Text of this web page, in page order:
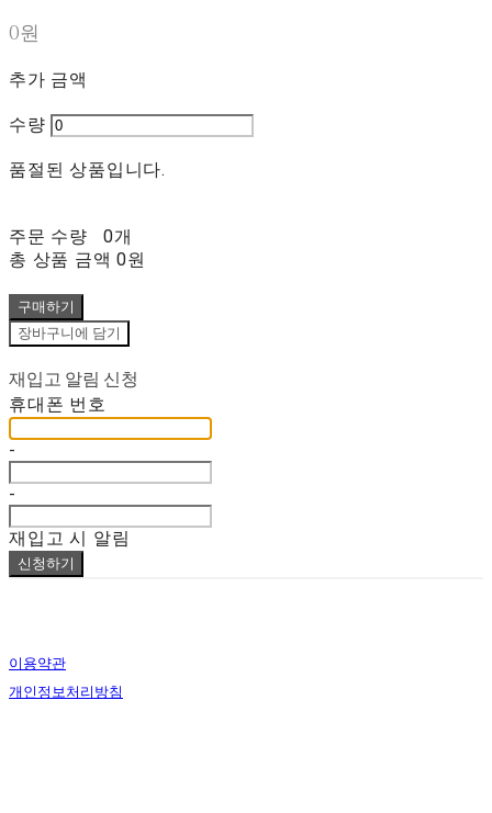
0원
추가 금액
수량
품절된 상품입니다.
주문 수량
0개
총 상품 금액 0원
구매하기
장바구니에 담기
재입고 알림 신청
휴대폰 번호
-
-
재입고 시 알림
신청하기
이용약관
개인정보처리방침